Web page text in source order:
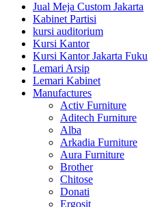
Jual Meja Custom Jakarta
Kabinet Partisi
kursi auditorium
Kursi Kantor
Kursi Kantor Jakarta Fuku
Lemari Arsip
Lemari Kabinet
Manufactures
Activ Furniture
Aditech Furniture
Alba
Arkadia Furniture
Aura Furniture
Brother
Chitose
Donati
Ergosit